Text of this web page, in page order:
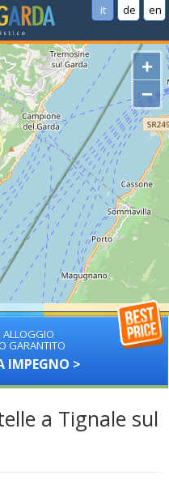
it de en
+
−
ALLOGGIO
GARANTITO
IMPEGNO >
a Tignale sul